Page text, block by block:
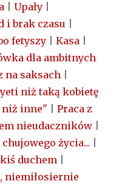
Upały
i brak czasu
fetyszy Kasa
dla ambitnych
na saksach
niż taką kobietę
niż inne"
Praca z
nieudaczników
życia...
duchem
niemiłosiernie